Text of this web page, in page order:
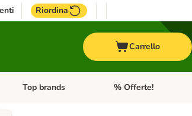
Riordina
Carrello
Acquaristica
Apri Menu Categoria: Cavalli
Top brands Apri Menu Categoria:
% Offerte!